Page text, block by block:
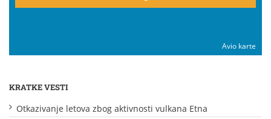
Avio karte
KRATKE VESTI
Otkazivanje letova zbog aktivnosti vulkana Etna